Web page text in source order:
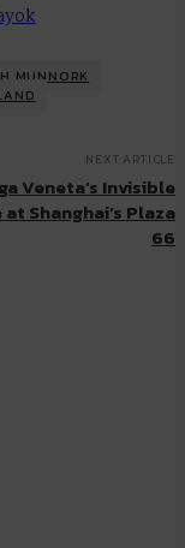
MUNNORK
NEXT ARTICLE
Veneta’s Invisible
Shanghai’s Plaza
66